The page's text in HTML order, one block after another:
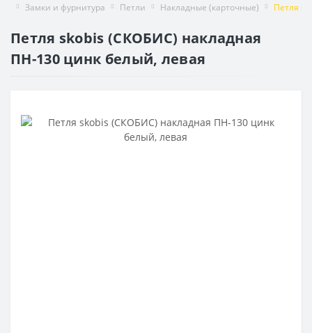
Замки и фурнитура Петли Накладные (карточные) Петля
Петля skobis (СКОБИС) накладная
ПН-130 цинк белый, левая